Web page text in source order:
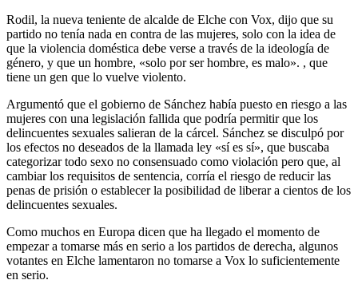
Rodil, la nueva teniente de alcalde de Elche con Vox, dijo que su
partido no tenía nada en contra de las mujeres, solo con la idea de
que la violencia doméstica debe verse a través de la ideología de
género, y que un hombre, «solo por ser hombre, es malo». , que
tiene un gen que lo vuelve violento.
Argumentó que el gobierno de Sánchez había puesto en riesgo a las
mujeres con una legislación fallida que podría permitir que los
delincuentes sexuales salieran de la cárcel. Sánchez se disculpó por
los efectos no deseados de la llamada ley «sí es sí», que buscaba
categorizar todo sexo no consensuado como violación pero que, al
cambiar los requisitos de sentencia, corría el riesgo de reducir las
penas de prisión o establecer la posibilidad de liberar a cientos de los
delincuentes sexuales.
Como muchos en Europa dicen que ha llegado el momento de
empezar a tomarse más en serio a los partidos de derecha, algunos
votantes en Elche lamentaron no tomarse a Vox lo suficientemente
en serio.